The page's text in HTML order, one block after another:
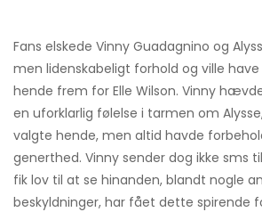
Fans elskede Vinny Guadagnino og
men lidenskabeligt forhold og ville
hende frem for Elle Wilson. Vinny
en uforklarlig følelse i tarmen om
valgte hende, men altid havde
generthed. Vinny sender dog ikke sms
fik lov til at se hinanden, blandt nogle
beskyldninger, har fået dette spirende